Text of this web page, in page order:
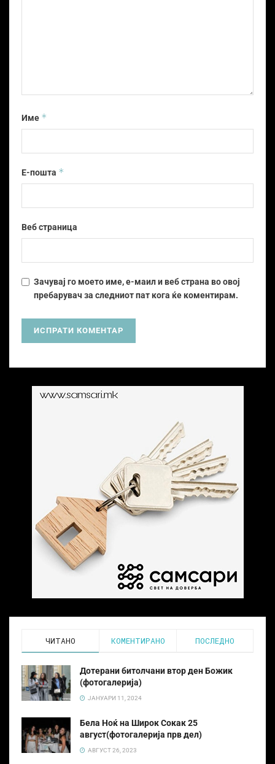
Име *
Е-пошта *
Веб страница
Зачувај го моето име, е-маил и веб страна во овој
пребарувач за следниот пат кога ќе коментирам.
ЧИТАНО КОМЕНТИРАНО ПОСЛЕДНО
Дотерани битолчани втор ден Божик
(фотогалерија)
ЈАНУАРИ 11, 2024
Бела Ноќ на Широк Сокак 25
август(фотогалерија прв дел)
АВГУСТ 26, 2023